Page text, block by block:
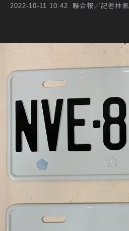
2022-10-11 10:42 聯合報／記者林